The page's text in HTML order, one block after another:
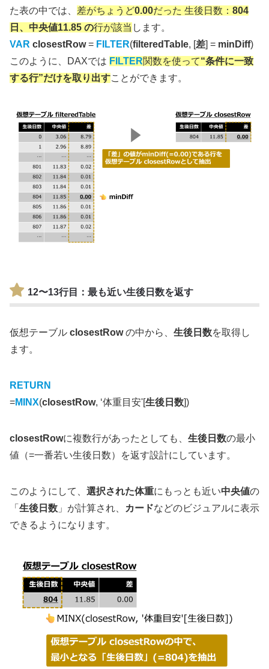
た表の中では、 差がちょうど0.00だった 生後日数： 804
日、中央値11.85 の行が該当 します。
VAR closestRow= FILTER(filteredTable, [差] = minDiff)
このように、DAXでは FILTER関数を使って“条件に一致
する行”だけを取り出すことができます。
12〜13行目 ：最も近い生後日数を返す
仮想テーブル closestRowの中から、 生後日数を取得し
ます。
RETURN
=MINX(closestRow, ‘体重目安'[生後日数])
closestRowに複数行があったとしても、 生後日数の最小
値（=一番若い生後日数）を返す設計にしています。
このようにして、 選択された体重にもっとも近い中央値の
「 生後日数 」が計算され、 カードなどのビジュアルに表示
できるようになります。